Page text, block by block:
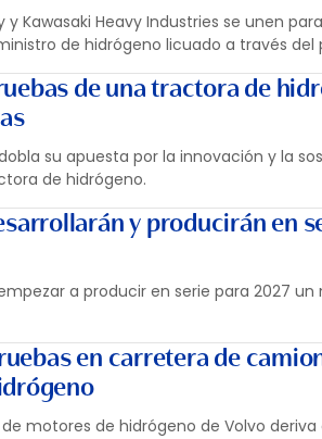
y Kawasaki Heavy Industries se unen
de hidrógeno licuado a través del
de una tractora de
su apuesta por la innovación y la
de hidrógeno.
y producirán en
a producir en serie para 2027
en carretera de
motores de hidrógeno de Volvo